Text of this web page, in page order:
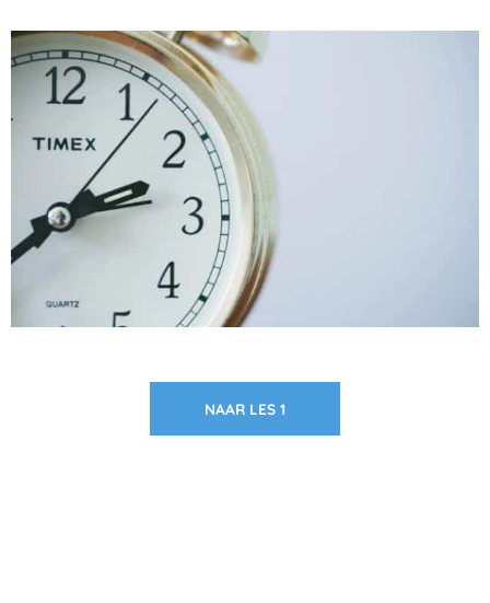
NAAR LES 1